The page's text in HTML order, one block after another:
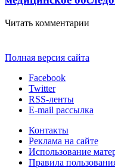
Читать комментарии
Полная версия сайта
Facebook
Twitter
RSS-ленты
E-mail рассылка
Контакты
Реклама на сайте
Использование
Правила